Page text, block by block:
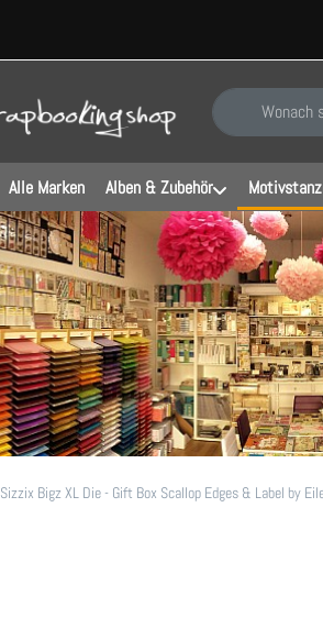
Geben Sie
Alle Marken Alben & Zubehör
Sizzix Bigz XL Die - Gift Box Scallop Edges & Label by